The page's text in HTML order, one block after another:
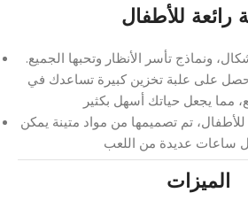
رائعة للأطفال
ونماذج تأسر الأنظار وتحبها الجميع.
على علبة تخزين كبيرة تساعدك في
تم تصميمها من مواد متينة يمكن
الميزات